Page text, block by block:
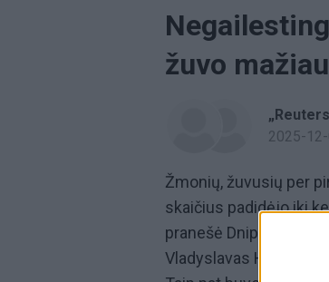
žuvo
2025-
Žmonių, žuvusių per
skaičius padidėjo iki
pranešė
Vladyslavas